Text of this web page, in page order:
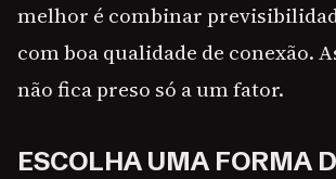
melhor é combinar
com boa qualidade de conexão.
não fica preso só a um fator.
ESCOLHA UMA FORMA